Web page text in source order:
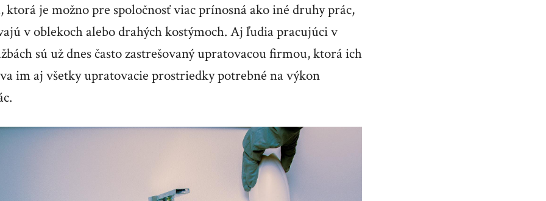
ktorá je možno pre spoločnosť viac prínosná ako iné druhy prác,
v oblekoch alebo drahých kostýmoch. Aj ľudia pracujúci v
sú už dnes často zastrešovaný upratovacou firmou, ktorá ich
im aj všetky upratovacie prostriedky potrebné na výkon